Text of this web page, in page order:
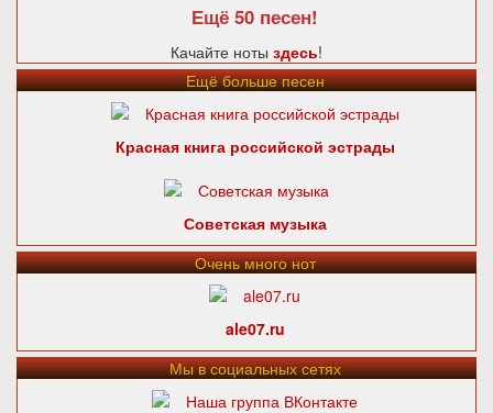
Ещё 50 песен!
Качайте ноты здесь!
Ещё больше песен
Красная книга российской эстрады
Советская музыка
Очень много нот
ale07.ru
Мы в социальных сетях